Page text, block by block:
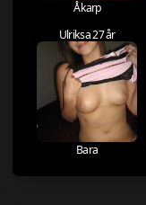
Åkarp
Ulriksa 27 år
Bara